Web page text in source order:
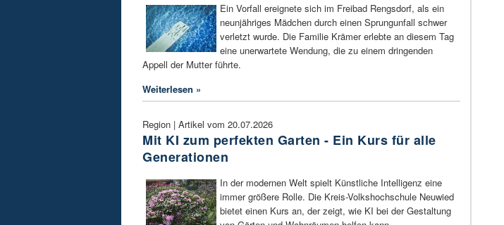
Ein Vorfall ereignete sich im Freibad Rengsdorf, als ein
neunjähriges Mädchen durch einen Sprungunfall schwer
verletzt wurde. Die Familie Krämer erlebte an diesem Tag
eine unerwartete Wendung, die zu einem dringenden
Appell der Mutter führte.
Weiterlesen »
Region | Artikel vom 20.07.2026
Mit KI zum perfekten Garten - Ein Kurs für alle
Generationen
In der modernen Welt spielt Künstliche Intelligenz eine
immer größere Rolle. Die Kreis-Volkshochschule Neuwied
bietet einen Kurs an, der zeigt, wie KI bei der Gestaltung